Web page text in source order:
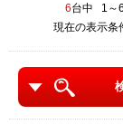
6台中 1～6
現在の表示条